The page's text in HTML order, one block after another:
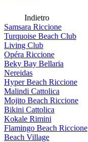
Indietro
Samsara Riccione
Turquoise Beach Club
Living Club
Opéra Riccione
Beky Bay Bellaria
Nereidas
Hyper Beach Riccione
Malindi Cattolica
Mojito Beach Riccione
Bikini Cattolica
Kokale Rimini
Flamingo Beach Riccione
Beach Village